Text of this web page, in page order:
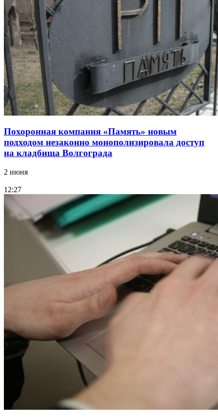
Похоронная компания «Память» новым
подходом незаконно монополизировала доступ
на кладбища Волгограда
2 июня
12:27